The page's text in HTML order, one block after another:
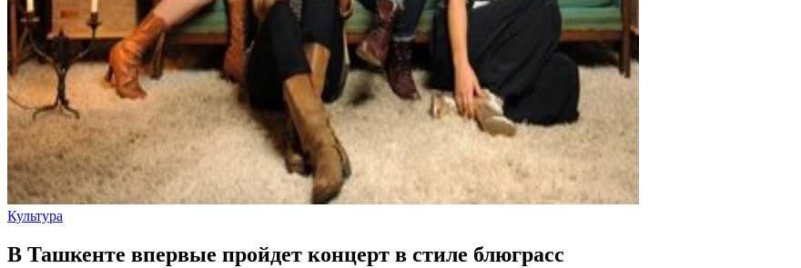
Культура
В Ташкенте впервые пройдет концерт в стиле блюграсс